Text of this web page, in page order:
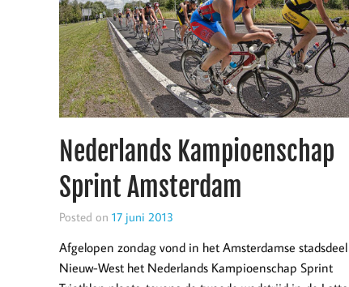
Nederlands Kampioenschap
Sprint Amsterdam
Posted on 17 juni 2013
Afgelopen zondag vond in het Amsterdamse stadsdeel
Nieuw-West het Nederlands Kampioenschap Sprint